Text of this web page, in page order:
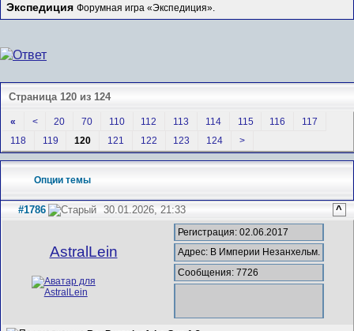
Экспедиция Форумная игра «Экспедиция».
Страница 120 из 124
« < 20 70 110 112 113 114 115 116
117
118
119 120 121 122 123 124 >
Опции темы
#1786 30.01.2026, 21:33 ^
AstralLein
Регистрация: 02.06.2017
Адрес: В Империи Незанхельм.
Сообщения: 7726